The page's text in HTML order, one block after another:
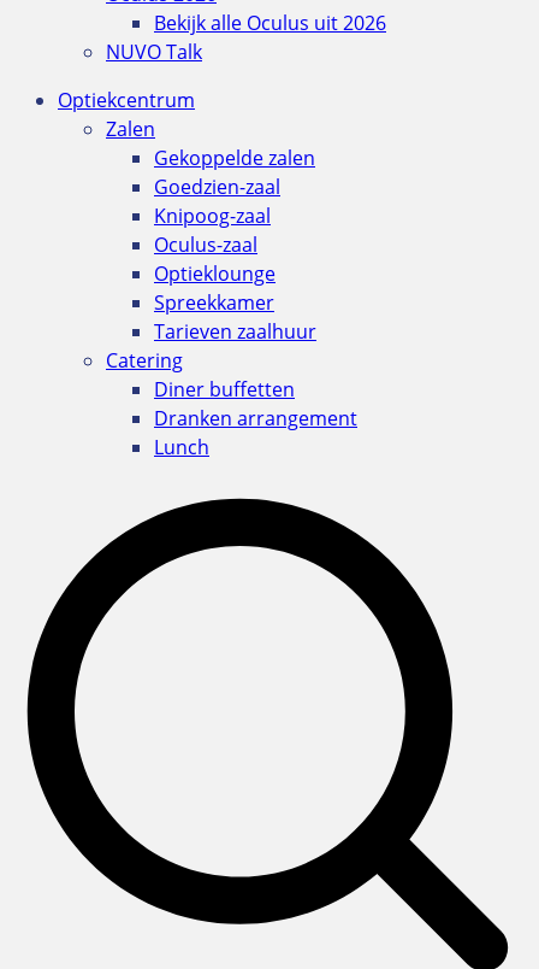
Bekijk alle Oculus uit 2026
NUVO Talk
Optiekcentrum
Zalen
Gekoppelde zalen
Goedzien-zaal
Knipoog-zaal
Oculus-zaal
Optieklounge
Spreekkamer
Tarieven zaalhuur
Catering
Diner buffetten
Dranken arrangement
Lunch